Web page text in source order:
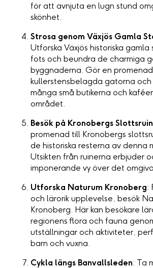
för att avnjuta en lugn stund
skönhet.
Strosa genom Växjös Gamla
Utforska Växjös historiska gamla
fots och beundra de charmiga
byggnaderna. Gör en
kullerstensbelagda gatorna
många små butikerna och
området.
Besök på Kronobergs Slottsruin
promenad till Kronobergs
de historiska resterna av denna
Utsikten från ruinerna erbjuder
imponerande vy över det
Utforska Naturum Kronoberg:
och lärorik upplevelse, besök
Kronoberg. Här kan besökare
regionens flora och fauna
utställningar och aktiviteter,
barn och vuxna.
Cykla längs Banvallsleden: Ta